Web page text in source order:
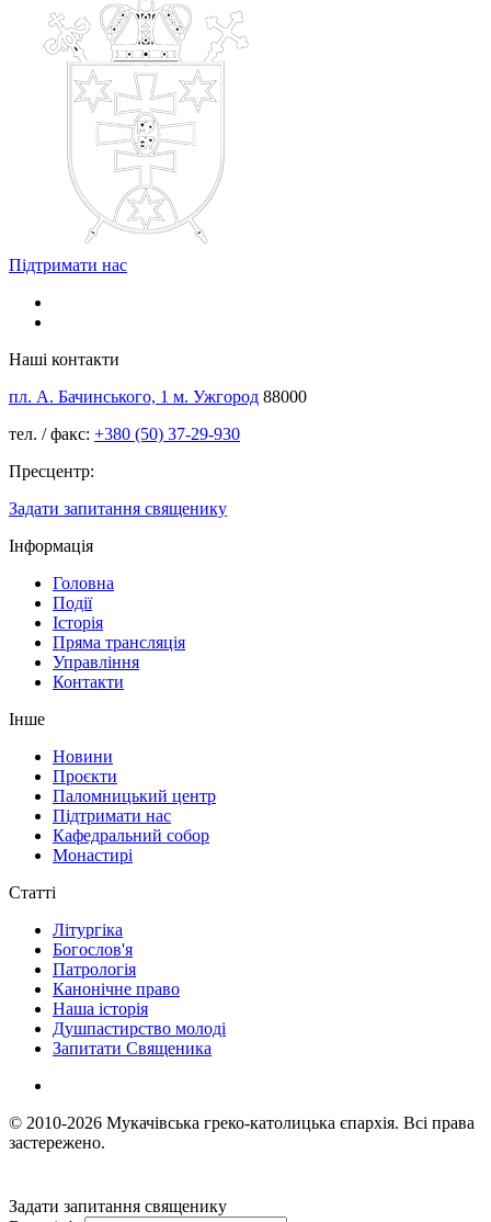
Підтримати нас
Наші контакти
пл. А. Бачинського, 1 м. Ужгород 88000
тел. / факс: +380 (50) 37-29-930
Пресцентр:
Задати запитання священику
Інформація
Головна
Події
Історія
Пряма трансляція
Управління
Контакти
Інше
Новини
Проєкти
Паломницький центр
Підтримати нас
Кафедральний собор
Монастирі
Статті
Літургіка
Богослов'я
Патрологія
Канонічне право
Наша історія
Душпастирство молоді
Запитати Священика
© 2010-2026 Мукачівська греко-католицька єпархія. Всі права
застережено.
Задати запитання священику